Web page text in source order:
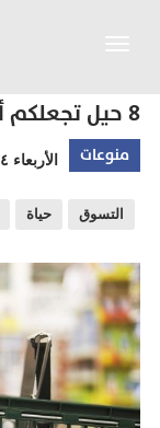
8 حيل تجعلكم أكثر توفيراً أثناء التسوق
منوعات الأربعاء ٢٤ فبراير ٢٠١٦
التسوق حياة